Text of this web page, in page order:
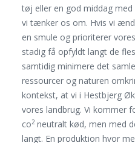
tøj eller en god middag
vi tænker os om. Hvis vi
en smule og prioriterer
stadig få opfyldt langt de
samtidig minimere det
ressourcer og naturen
kontekst, at vi i Hestbjerg
vores landbrug. Vi kommer
co2 neutralt kød, men med
langt. En produktion hvor